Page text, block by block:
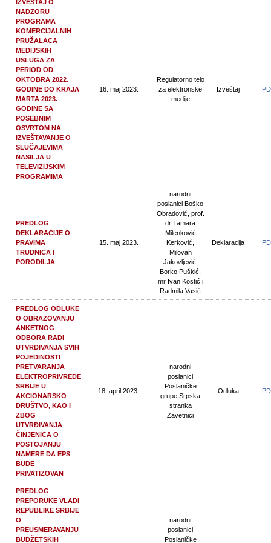
IZVEŠTAJ O
NADZORU
PROGRAMA
KOMERCIJALNIH
PRUŽALACA
MEDIJSKIH
USLUGA ZA
PERIOD OD
OKTOBRA 2022.
GODINE DO KRAJA
MARTA 2023.
GODINE SA
POSEBNIM
OSVRTOM NA
IZVEŠTAVANJE O
SLUČAJEVIMA
NASILJA U
TELEVIZIJSKIM
PROGRAMIMA
16. maj 2023.
Regulatorno telo
za elektronske
medije
Izveštaj
PREDLOG
DEKLARACIJE O
PRAVIMA
TRUDNICA I
PORODILJA
15. maj 2023.
narodni
poslanici Boško
Obradović, prof.
dr Tamara
Milenković
Kerković,
Milovan
Jakovljević,
Borko Puškić,
mr Ivan Kostić i
Radmila Vasić
Deklaracija
PREDLOG ODLUKE
O OBRAZOVANJU
ANKETNOG
ODBORA RADI
UTVRĐIVANJA SVIH
POJEDINOSTI
PRETVARANJA
ELEKTROPRIVREDE
SRBIJE U
AKCIONARSKO
DRUŠTVO, KAO I
ZBOG
UTVRĐIVANJA
ČINJENICA O
POSTOJANJU
NAMERE DA EPS
BUDE
PRIVATIZOVAN
18. april 2023.
narodni
poslanici
Poslaničke
grupe Srpska
stranka
Zavetnici
Odluka
PREDLOG
PREPORUKE VLADI
REPUBLIKE SRBIJE
O
PREUSMERAVANJU
BUDŽETSKIH
narodni
poslanici
Poslaničke